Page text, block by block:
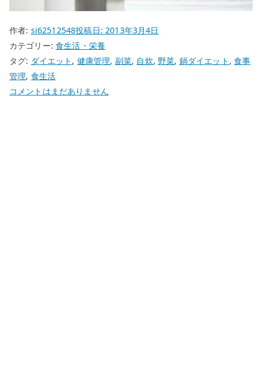
作者: si62512548投稿日:2013年3月4日
カテゴリー:食生活・栄養
タグ: ダイエット , 健康管理, 副菜, 自炊,野菜, 鍋ダイエット ,食事
管理, 食生活
鍋
コメントはまだありません